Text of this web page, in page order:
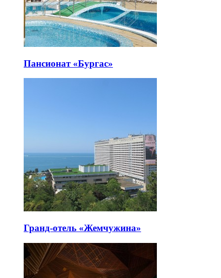
Пансионат «Бургас»
Гранд-отель «Жемчужина»